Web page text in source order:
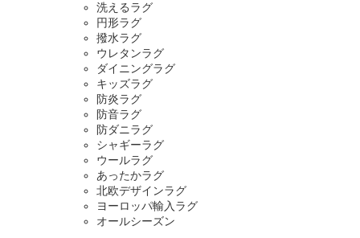
洗えるラグ
円形ラグ
撥水ラグ
ウレタンラグ
ダイニングラグ
キッズラグ
防炎ラグ
防音ラグ
防ダニラグ
シャギーラグ
ウールラグ
あったかラグ
北欧デザインラグ
ヨーロッパ輸入ラグ
オールシーズン